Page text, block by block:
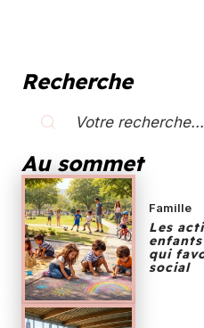
Recherche
Au sommet
Famille
Les
qui
social